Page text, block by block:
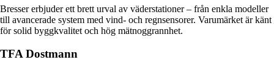
Bresser erbjuder ett brett urval av väderstationer – från enkla modeller
till avancerade system med vind- och regnsensorer. Varumärket är känt
för solid byggkvalitet och hög mätnoggrannhet.
TFA Dostmann